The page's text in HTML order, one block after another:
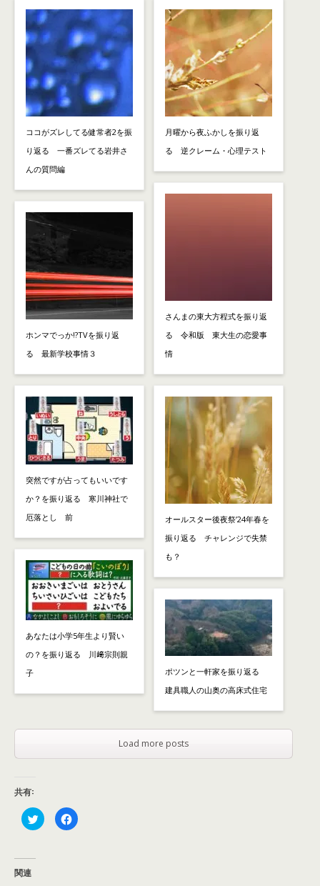
ココがズレしてる健常者2を振
り返る 一番ズレてる岩井さ
んの質問編
ホンマでっか!?TVを振り返
る 最新学校事情３
突然ですが占ってもいいです
か？を振り返る 寒川神社で
厄落とし 前
あなたは小学5年生より賢い
の？を振り返る 川﨑宗則親
子
月曜から夜ふかしを振り返
る 逆クレーム・心理テスト
さんまの東大方程式を振り返
る 令和版 東大生の恋愛事
情
オールスター後夜祭’24年春を
振り返る チャレンジで失禁
も？
ポツンと一軒家を振り返る
建具職人の山奥の高床式住宅
Load more posts
共有:
ク
リ
F
a
関連